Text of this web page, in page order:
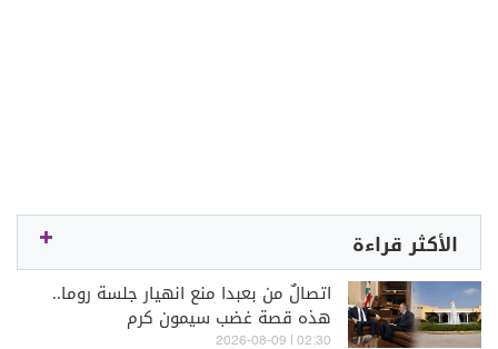
الأكثر قراءة
اتصالٌ من بعبدا منع انهيار جلسة روما..
هذه قصة غضب سيمون كرم
02:30 | 2026-08-09